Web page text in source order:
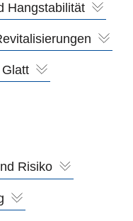
Hangstabilität
Risiko